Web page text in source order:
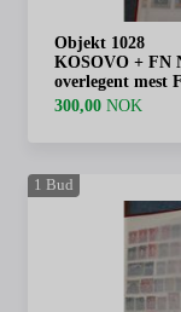
Objekt 1028
KOSOVO + FN
overlegent mest
300,00 NOK
1 Bud